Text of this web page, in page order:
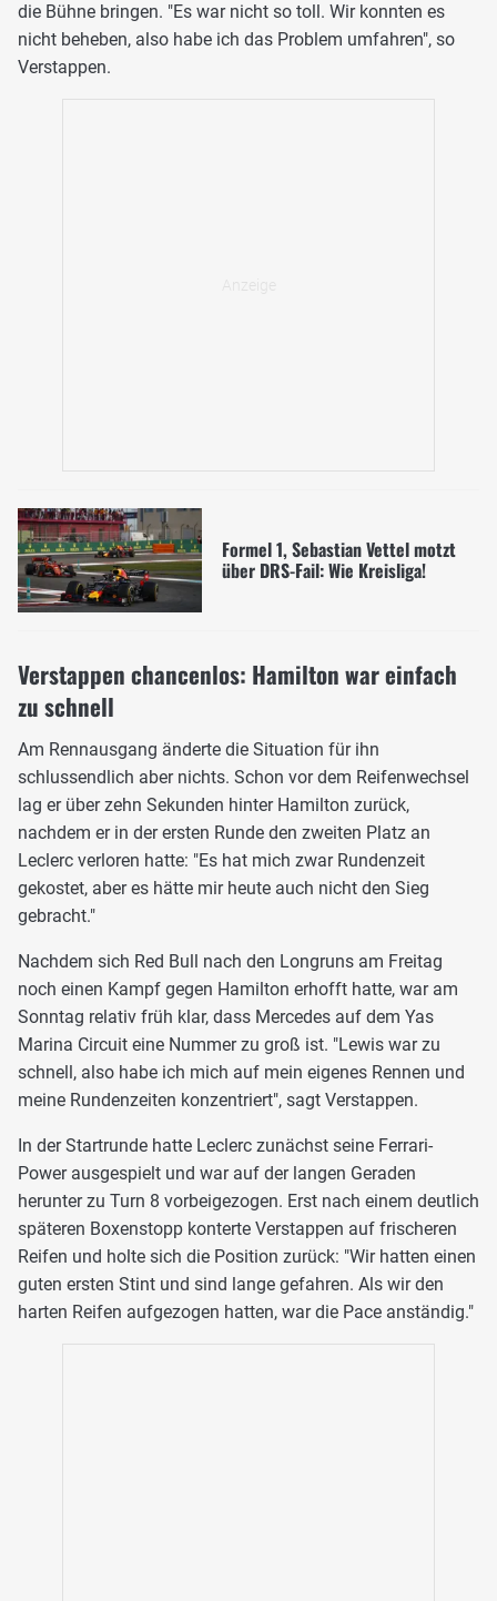
die Bühne bringen. "Es war nicht so toll. Wir konnten es
nicht beheben, also habe ich das Problem umfahren", so
Verstappen.
Formel 1, Sebastian Vettel motzt
über DRS-Fail: Wie Kreisliga!
Verstappen chancenlos: Hamilton war einfach
zu schnell
Am Rennausgang änderte die Situation für ihn
schlussendlich aber nichts. Schon vor dem Reifenwechsel
lag er über zehn Sekunden hinter Hamilton zurück,
nachdem er in der ersten Runde den zweiten Platz an
Leclerc verloren hatte: "Es hat mich zwar Rundenzeit
gekostet, aber es hätte mir heute auch nicht den Sieg
gebracht."
Nachdem sich Red Bull nach den Longruns am Freitag
noch einen Kampf gegen Hamilton erhofft hatte, war am
Sonntag relativ früh klar, dass Mercedes auf dem Yas
Marina Circuit eine Nummer zu groß ist. "Lewis war zu
schnell, also habe ich mich auf mein eigenes Rennen und
meine Rundenzeiten konzentriert", sagt Verstappen.
In der Startrunde hatte Leclerc zunächst seine Ferrari-
Power ausgespielt und war auf der langen Geraden
herunter zu Turn 8 vorbeigezogen. Erst nach einem deutlich
späteren Boxenstopp konterte Verstappen auf frischeren
Reifen und holte sich die Position zurück: "Wir hatten einen
guten ersten Stint und sind lange gefahren. Als wir den
harten Reifen aufgezogen hatten, war die Pace anständig."